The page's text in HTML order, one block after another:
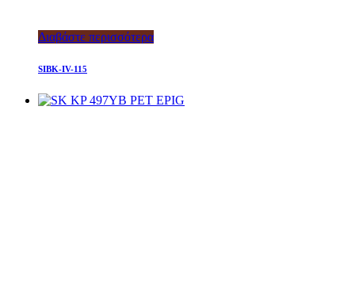
Διαβάστε περισσότερα
SIBK-IV-115